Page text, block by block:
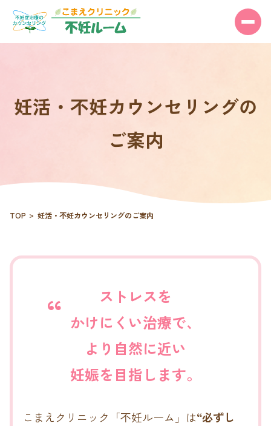
妊活・不妊カウンセリングの
ご案内
TOP 妊活・不妊カウンセリングのご案内
ストレスを
かけにくい治療で、
より自然に近い
妊娠を目指します。
こまえクリニック「不妊ルーム」は“必ずし